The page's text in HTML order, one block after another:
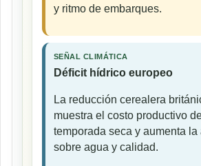
y ritmo de embarques.
SEÑAL CLIMÁTICA
Déficit hídrico europeo
La reducción cerealera
muestra el costo productivo
temporada seca y aumenta la
sobre agua y calidad.